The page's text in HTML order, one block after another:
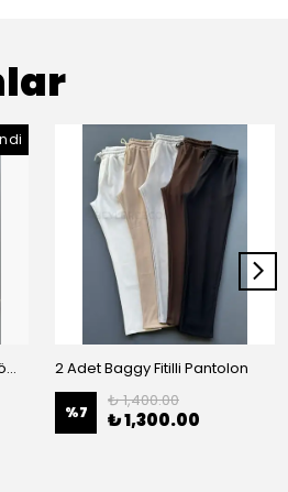
2 Adet Aerobin Oversize Gömlek 2 Adet Baggy Fitilli Pantolon
%7
₺ 1,400.00
₺ 1,300.00